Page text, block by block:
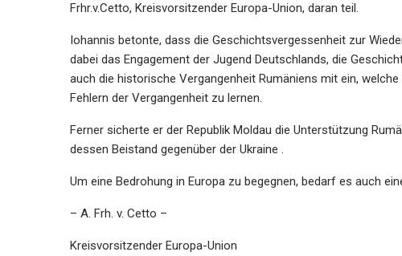
Frhr.v.Cetto, Kreisvorsitzender Europa-Union, daran teil.
Iohannis betonte, dass die Geschichtsvergessenheit zur
dabei das Engagement der Jugend Deutschlands, die
auch die historische Vergangenheit Rumäniens mit ein,
Fehlern der Vergangenheit zu lernen.
Ferner sicherte er der Republik Moldau die Unterstützung
dessen Beistand gegenüber der Ukraine .
Um eine Bedrohung in Europa zu begegnen, bedarf es auch
– A. Frh. v. Cetto –
Kreisvorsitzender Europa-Union